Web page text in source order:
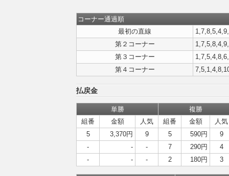
コーナー通過順
最初の直線
第２コーナー
第３コーナー
第４コーナー
払戻金
単勝
複勝
組番
金額 人気 組番 金額
人気
5
3,370円 9 5 590円
9
-
- - 7 290円
4
-
- - 2 180円 3